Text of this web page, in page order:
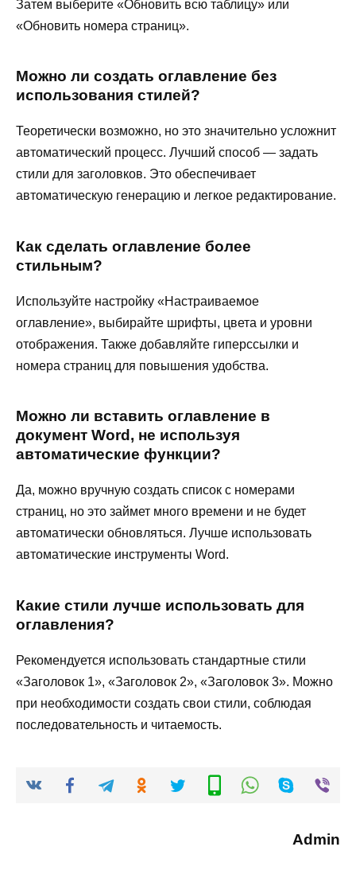
Затем выберите «Обновить всю таблицу» или
«Обновить номера страниц».
Можно ли создать оглавление без
использования стилей?
Теоретически возможно, но это значительно усложнит
автоматический процесс. Лучший способ — задать
стили для заголовков. Это обеспечивает
автоматическую генерацию и легкое редактирование.
Как сделать оглавление более
стильным?
Используйте настройку «Настраиваемое
оглавление», выбирайте шрифты, цвета и уровни
отображения. Также добавляйте гиперссылки и
номера страниц для повышения удобства.
Можно ли вставить оглавление в
документ Word, не используя
автоматические функции?
Да, можно вручную создать список с номерами
страниц, но это займет много времени и не будет
автоматически обновляться. Лучше использовать
автоматические инструменты Word.
Какие стили лучше использовать для
оглавления?
Рекомендуется использовать стандартные стили
«Заголовок 1», «Заголовок 2», «Заголовок 3». Можно
при необходимости создать свои стили, соблюдая
последовательность и читаемость.
Admin